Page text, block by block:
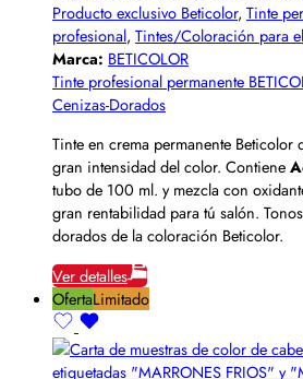
Producto exclusivo Beticolor, Tinte
profesional, Tintes/Coloración para
Marca: BETICOLOR
Tinte profesional permanente
Cenizas-Dorados
Tinte en crema permanente Beticolor
gran intensidad del color. Contiene
tubo de 100 ml. y mezcla con
gran rentabilidad para tú salón.
dorados de la coloración Beticolor.
Ver detalles
OfertaLimitado